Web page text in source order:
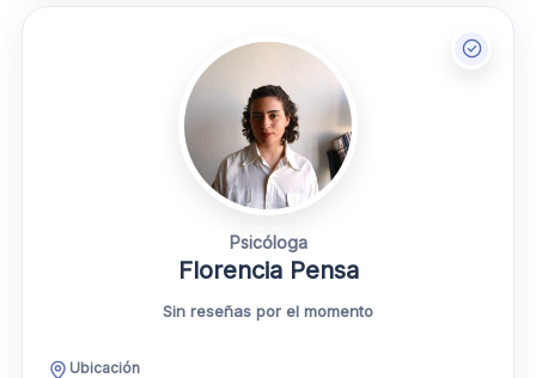
Psicóloga
Florencia Pensa
Sin reseñas por el momento
Ubicación